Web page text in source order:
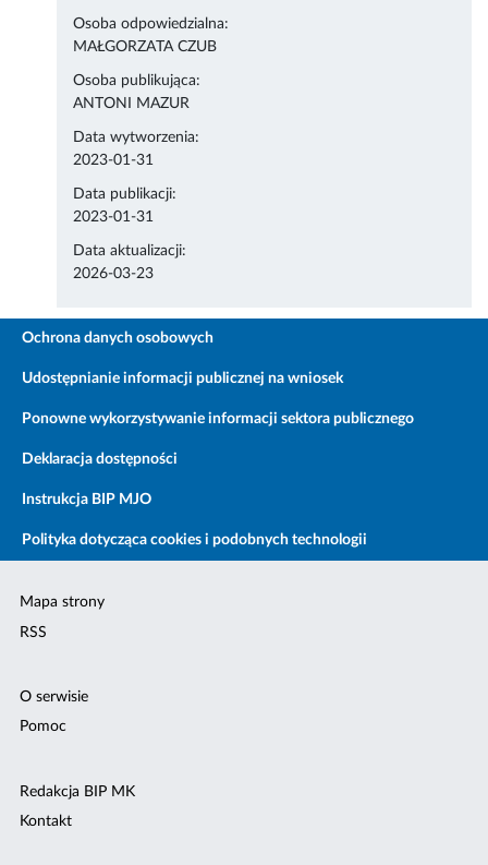
Osoba odpowiedzialna:
MAŁGORZATA CZUB
Osoba publikująca:
ANTONI MAZUR
Data wytworzenia:
2023-01-31
Data publikacji:
2023-01-31
Data aktualizacji:
2026-03-23
Ochrona danych osobowych
Udostępnianie informacji publicznej na wniosek
Ponowne wykorzystywanie informacji sektora publicznego
Deklaracja dostępności
Instrukcja BIP MJO
Polityka dotycząca cookies i podobnych technologii
Mapa strony
RSS
O serwisie
Pomoc
Redakcja BIP MK
Kontakt